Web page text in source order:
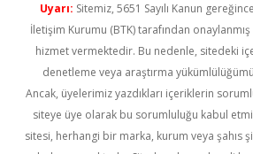
Uyarı: Sitemiz, 5651 Sayılı Kanun
İletişim Kurumu (BTK) tarafından
hizmet vermektedir. Bu nedenle, sitedeki
denetleme veya araştırma
Ancak, üyelerimiz yazdıkları içeriklerin
siteye üye olarak bu sorumluluğu kabul
sitesi, herhangi bir marka, kurum veya şahıs